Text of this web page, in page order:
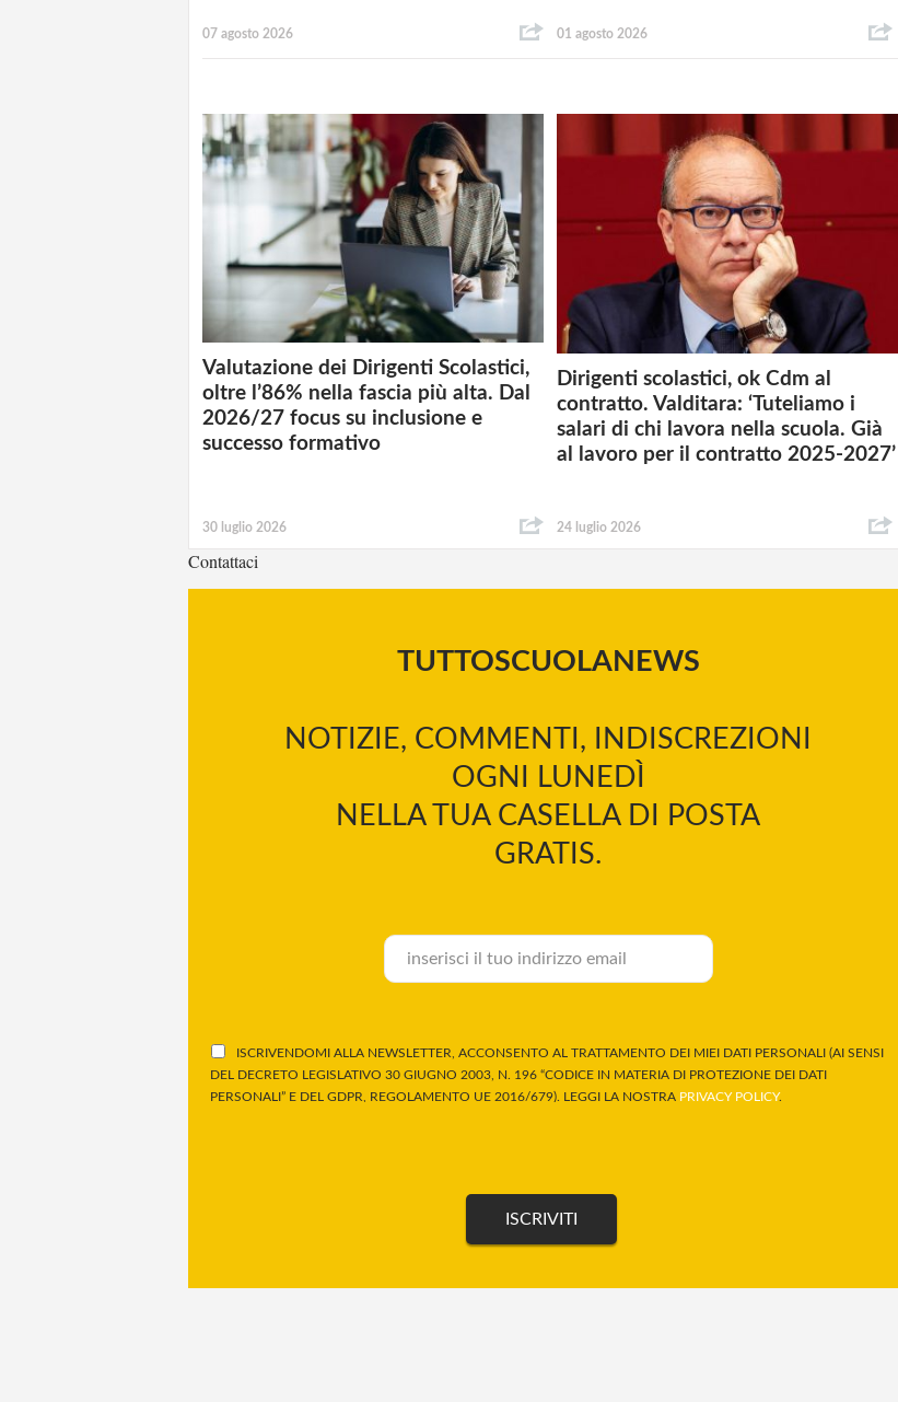
07 agosto 2026 01 agosto 2026
Valutazione dei Dirigenti Scolastici,
oltre l’86% nella fascia più alta. Dal
2026/27 focus su inclusione e
successo formativo
30 luglio 2026
Dirigenti scolastici, ok Cdm al
contratto. Valditara: ‘Tuteliamo i
salari di chi lavora nella scuola. Già
al lavoro per il contratto 2025-2027’
24 luglio 2026
Contattaci
TUTTOSCUOLANEWS
NOTIZIE, COMMENTI, INDISCREZIONI
OGNI LUNEDÌ
NELLA TUA CASELLA DI POSTA
GRATIS.
ISCRIVENDOMI ALLA NEWSLETTER, ACCONSENTO AL TRATTAMENTO DEI MIEI DATI PERSONALI (AI SENSI
DEL DECRETO LEGISLATIVO 30 GIUGNO 2003, N. 196 “CODICE IN MATERIA DI PROTEZIONE DEI DATI
PERSONALI” E DEL GDPR, REGOLAMENTO UE 2016/679). LEGGI LA NOSTRA PRIVACY POLICY.